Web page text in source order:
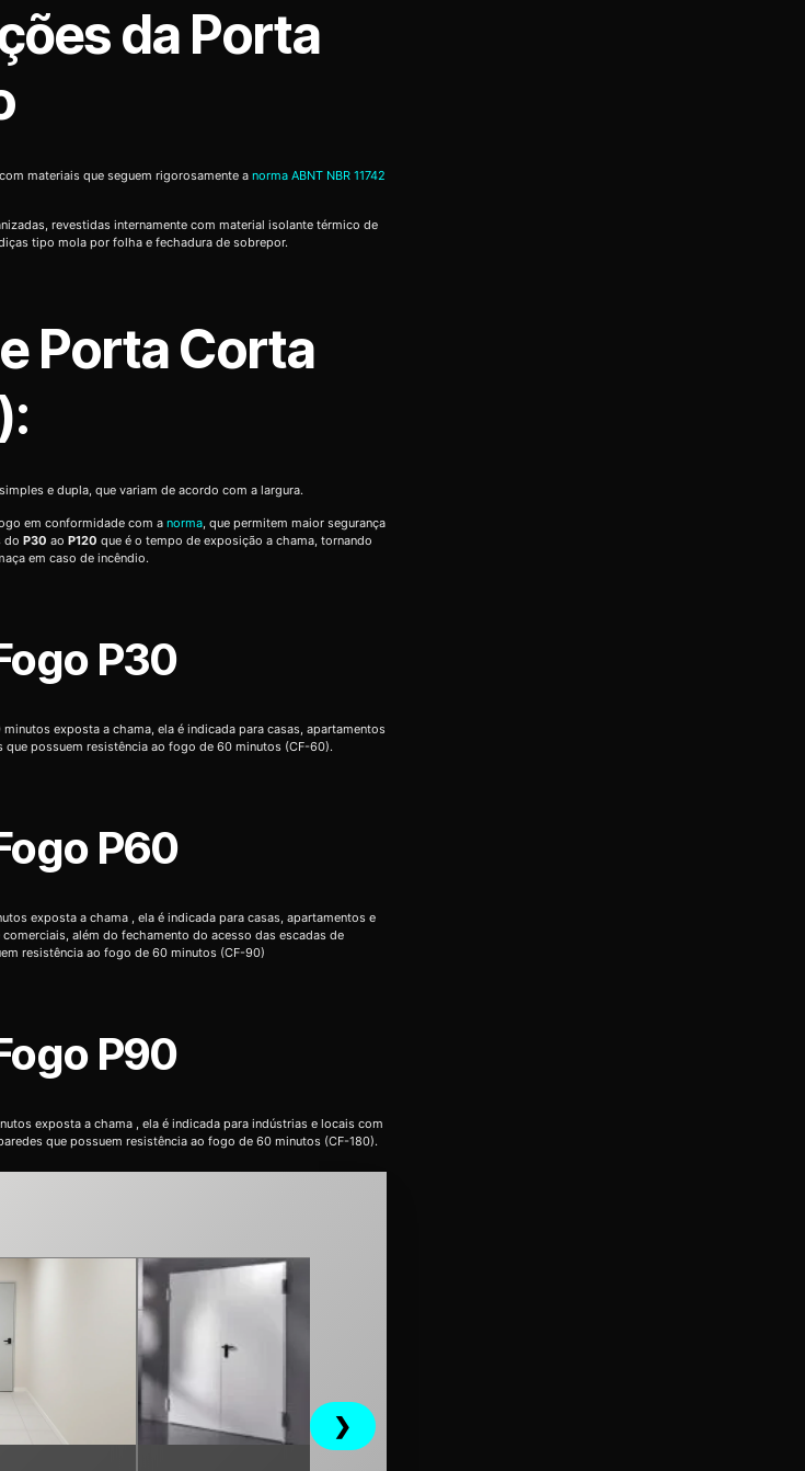
da Porta
materiais que seguem rigorosamente a norma ABNT NBR 11742
revestidas internamente com material isolante térmico de
tipo mola por folha e fechadura de sobrepor.
Porta Corta
e dupla, que variam de acordo com a largura.
em conformidade com a norma, que permitem maior segurança
do P30 ao P120 que é o tempo de exposição a chama, tornando
em caso de incêndio.
P30
exposta a chama, ela é indicada para casas, apartamentos
possuem resistência ao fogo de 60 minutos (CF-60).
P60
exposta a chama , ela é indicada para casas, apartamentos e
além do fechamento do acesso das escadas de
resistência ao fogo de 60 minutos (CF-90)
P90
exposta a chama , ela é indicada para indústrias e locais com
que possuem resistência ao fogo de 60 minutos (CF-180).
❯